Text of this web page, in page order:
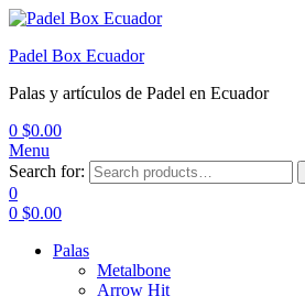
Padel Box Ecuador
Palas y artículos de Padel en Ecuador
0 $0.00
Menu
Search for:
0
0 $0.00
Palas
Metalbone
Arrow Hit